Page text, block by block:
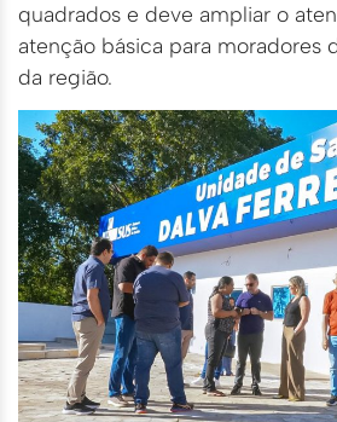
quadrados e deve ampliar o
atenção básica para moradores
da região.